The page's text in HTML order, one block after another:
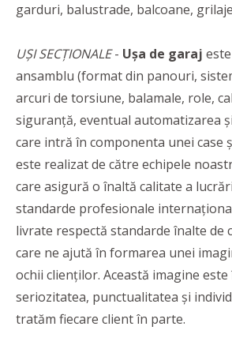
garduri, balustrade, balcoane,
UȘI SECȚIONALE- Ușa de garaj
ansamblu (format din panouri,
arcuri de torsiune, balamale, role,
siguranță, eventual automatizarea
care intră în componenta unei case
este realizat de către echipele
care asigură o înaltă calitate a
standarde profesionale
livrate respectă standarde înalte de
care ne ajută în formarea unei
ochii clienților. Această imagine
seriozitatea, punctualitatea și
tratăm fiecare client în parte.